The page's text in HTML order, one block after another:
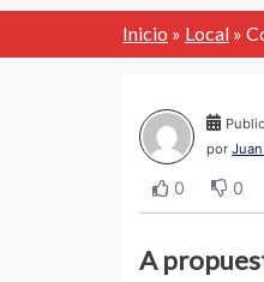
Inicio » Local »
por
0 0
A